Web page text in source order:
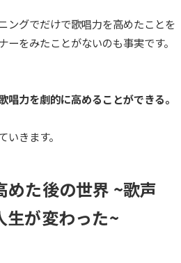
ングでだけで歌唱力を高めたことを
をみたことがないのも事実です。
力を劇的に高めることができる。
きます。
めた後の世界 ~歌声
生が変わった~